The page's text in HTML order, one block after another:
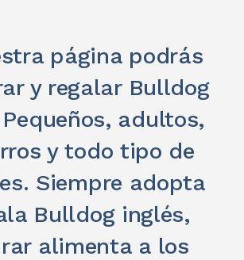
página podrás
y regalar Bulldog
adultos,
y todo tipo de
Siempre adopta
Bulldog inglés,
alimenta a los